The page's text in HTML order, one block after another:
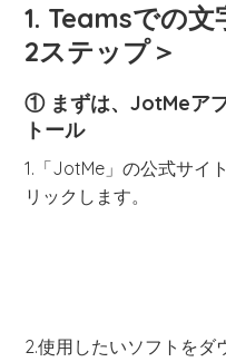
1. Teamsでの文
2ステップ＞
① まずは、JotMeア
トール
1.「JotMe」の公式サイ
リックします。
2.使用したいソフトをダ